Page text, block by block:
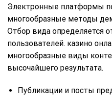
Электронные платформы
многообразные методы
Отбор вида определяется
пользователей. казино
многообразные виды
высочайшего результата.
Публикации и посты